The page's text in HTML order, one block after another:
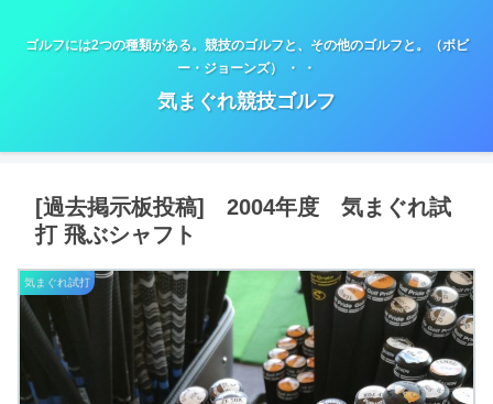
ゴルフには2つの種類がある。競技のゴルフと、その他のゴルフと。（ボビ
ー・ジョーンズ） ・ ・
気まぐれ競技ゴルフ
[過去掲示板投稿] 2004年度 気まぐれ試
打 飛ぶシャフト
気まぐれ試打